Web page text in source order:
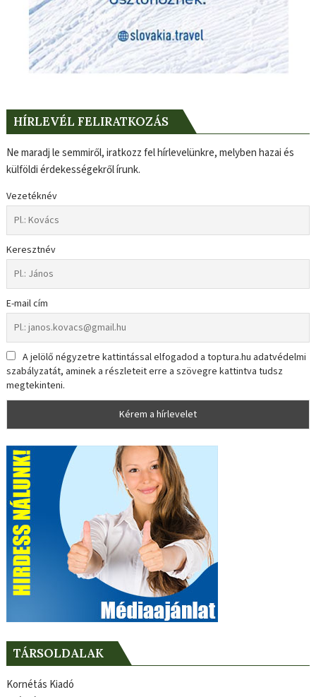
HÍRLEVÉL FELIRATKOZÁS
Ne maradj le semmiről, iratkozz fel hírlevelünkre, melyben hazai és
külföldi érdekességekről írunk.
Vezetéknév
Keresztnév
E-mail cím
A jelölő négyzetre kattintással elfogadod a toptura.hu adatvédelmi
szabályzatát, aminek a részleteit erre a szövegre kattintva tudsz
megtekinteni.
TÁRSOLDALAK
Kornétás Kiadó